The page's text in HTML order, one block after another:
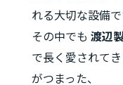
れる大切な設備で
その中でも 渡辺
で長く愛されて
がつまった、